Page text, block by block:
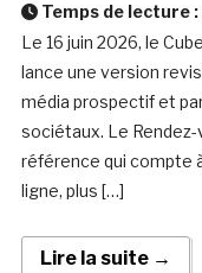
Temps de lecture :
Le 16 juin 2026, le
lance une version
média prospectif et
sociétaux. Le
référence qui compte
ligne, plus […]
Lire la suite →